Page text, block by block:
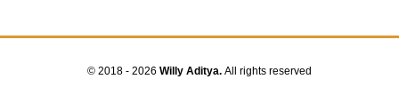
© 2018 - 2026 Willy Aditya. All rights reserved